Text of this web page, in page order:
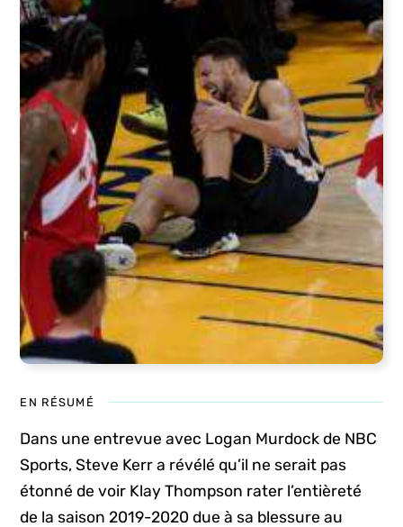
EN RÉSUMÉ
Dans une entrevue avec Logan Murdock de NBC
Sports, Steve Kerr a révélé qu’il ne serait pas
étonné de voir Klay Thompson rater l’entièreté
de la saison 2019-2020 due à sa blessure au